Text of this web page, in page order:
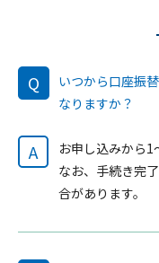
Q
いつから口座振
なりますか？
A
お申し込みから1
なお、手続き完
合があります。